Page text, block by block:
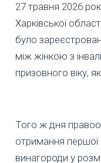
27 травня 2026
Харківської
було
між жінкою з
призовного віку,
Того ж дня
отримання першої
винагороди у